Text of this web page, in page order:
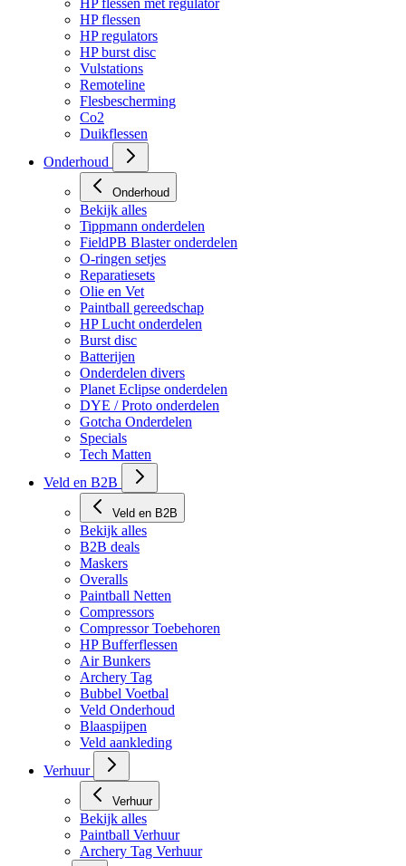
Bekijk alles
HP flessen met regulator
HP flessen
HP regulators
HP burst disc
Vulstations
Remoteline
Flesbescherming
Co2
Duikflessen
Onderhoud
Onderhoud
Bekijk alles
Tippmann onderdelen
FieldPB Blaster onderdelen
O-ringen setjes
Reparatiesets
Olie en Vet
Paintball gereedschap
HP Lucht onderdelen
Burst disc
Batterijen
Onderdelen divers
Planet Eclipse onderdelen
DYE / Proto onderdelen
Gotcha Onderdelen
Specials
Tech Matten
Veld en B2B
Veld en B2B
Bekijk alles
B2B deals
Maskers
Overalls
Paintball Netten
Compressors
Compressor Toebehoren
HP Bufferflessen
Air Bunkers
Archery Tag
Bubbel Voetbal
Veld Onderhoud
Blaaspijpen
Veld aankleding
Verhuur
Bekijk alles
Paintball Verhuur